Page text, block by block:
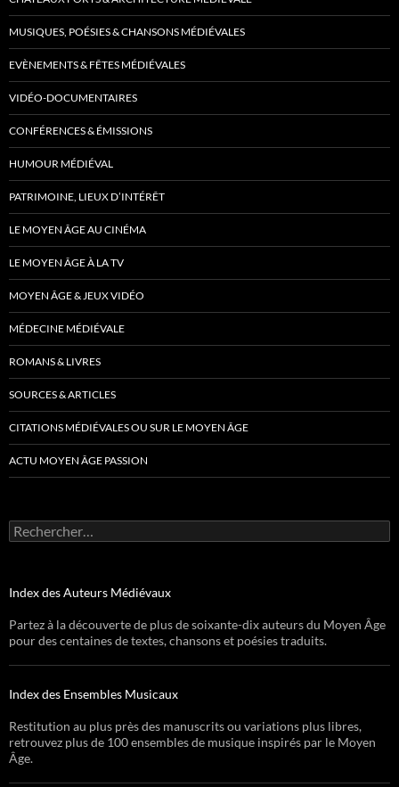
MUSIQUES, POÉSIES & CHANSONS MÉDIÉVALES
EVÈNEMENTS & FÊTES MÉDIÉVALES
VIDÉO-DOCUMENTAIRES
CONFÉRENCES & ÉMISSIONS
HUMOUR MÉDIÉVAL
PATRIMOINE, LIEUX D’INTÉRÊT
LE MOYEN ÂGE AU CINÉMA
LE MOYEN ÂGE À LA TV
MOYEN ÂGE & JEUX VIDÉO
MÉDECINE MÉDIÉVALE
ROMANS & LIVRES
SOURCES & ARTICLES
CITATIONS MÉDIÉVALES OU SUR LE MOYEN ÂGE
ACTU MOYEN ÂGE PASSION
Rechercher :
Index des Auteurs Médiévaux
Partez à la découverte de plus de soixante-dix auteurs du Moyen Âge
pour des centaines de textes, chansons et poésies traduits.
Index des Ensembles Musicaux
Restitution au plus près des manuscrits ou variations plus libres,
retrouvez plus de 100 ensembles de musique inspirés par le Moyen
Âge.